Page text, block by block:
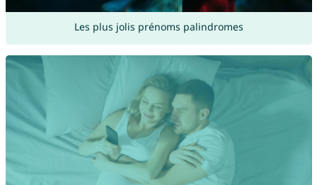
Les plus jolis prénoms palindromes